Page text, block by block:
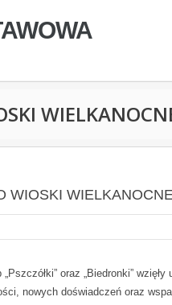
WIOSKI
oraz „Biedronki”
nowych doświadczeń oraz